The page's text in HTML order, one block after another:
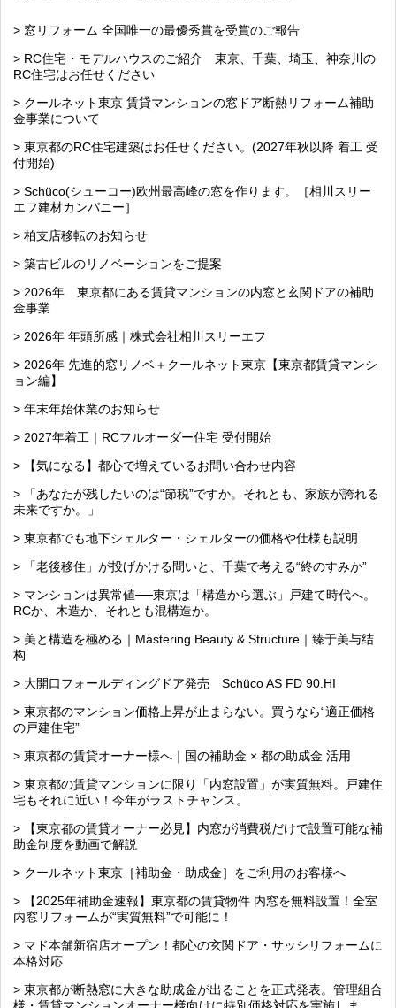
> 窓リフォーム 全国唯一の最優秀賞を受賞のご報告
> RC住宅・モデルハウスのご紹介 東京、千葉、埼玉、神奈川の
RC住宅はお任せください
> クールネット東京 賃貸マンションの窓ドア断熱リフォーム補助
金事業について
> 東京都のRC住宅建築はお任せください。(2027年秋以降 着工 受
付開始)
> Schüco(シューコー)欧州最高峰の窓を作ります。［相川スリー
エフ建材カンパニー］
> 柏支店移転のお知らせ
> 築古ビルのリノベーションをご提案
> 2026年 東京都にある賃貸マンションの内窓と玄関ドアの補助
金事業
> 2026年 年頭所感｜株式会社相川スリーエフ
> 2026年 先進的窓リノベ＋クールネット東京【東京都賃貸マンシ
ョン編】
> 年末年始休業のお知らせ
> 2027年着工｜RCフルオーダー住宅 受付開始
> 【気になる】都心で増えているお問い合わせ内容
> 「あなたが残したいのは“節税”ですか。それとも、家族が誇れる
未来ですか。」
> 東京都でも地下シェルター・シェルターの価格や仕様も説明
> 「老後移住」が投げかける問いと、千葉で考える“終のすみか”
> マンションは異常値──東京は「構造から選ぶ」戸建て時代へ。
RCか、木造か、それとも混構造か。
> 美と構造を極める｜Mastering Beauty & Structure｜臻于美与结
构
> 大開口フォールディングドア発売 Schüco AS FD 90.HI
> 東京都のマンション価格上昇が止まらない。買うなら“適正価格
の戸建住宅”
> 東京都の賃貸オーナー様へ｜国の補助金 × 都の助成金 活用
> 東京都の賃貸マンションに限り「内窓設置」が実質無料。戸建住
宅もそれに近い！今年がラストチャンス。
> 【東京都の賃貸オーナー必見】内窓が消費税だけで設置可能な補
助金制度を動画で解説
> クールネット東京［補助金・助成金］をご利用のお客様へ
> 【2025年補助金速報】東京都の賃貸物件 内窓を無料設置！全室
内窓リフォームが“実質無料”で可能に！
> マド本舗新宿店オープン！都心の玄関ドア・サッシリフォームに
本格対応
> 東京都が断熱窓に大きな助成金が出ることを正式発表。管理組合
様・賃貸マンションオーナー様向けに特別価格対応を実施しま